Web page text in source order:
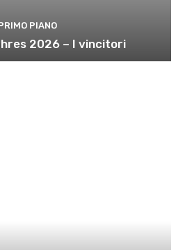
PIANO
2026 – I vincitori